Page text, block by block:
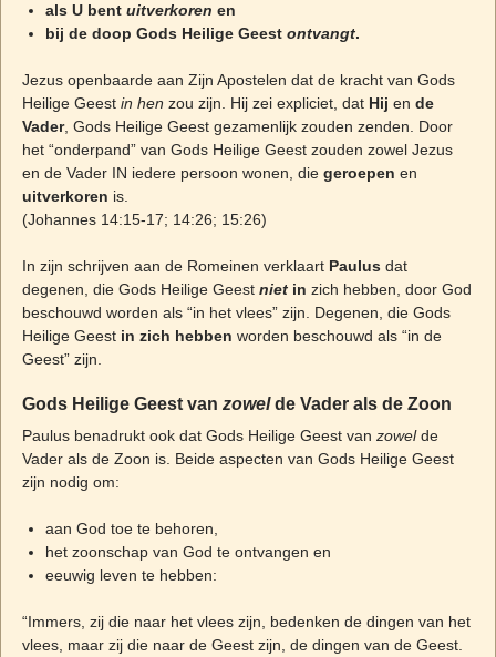
als U bent uitverkoren en
bij de doop Gods Heilige Geest ontvangt.
Jezus openbaarde aan Zijn Apostelen dat de kracht van Gods
Heilige Geest in hen zou zijn. Hij zei expliciet, dat Hij en de
Vader, Gods Heilige Geest gezamenlijk zouden zenden. Door
het “onderpand” van Gods Heilige Geest zouden zowel Jezus
en de Vader IN iedere persoon wonen, die geroepen en
uitverkoren is.
(Johannes 14:15-17; 14:26; 15:26)
In zijn schrijven aan de Romeinen verklaart Paulusdat
degenen, die Gods Heilige Geest niet in zich hebben, door God
beschouwd worden als “in het vlees” zijn. Degenen, die Gods
Heilige Geest in zich hebben worden beschouwd als “in de
Geest” zijn.
Gods Heilige Geest van zowelde Vader als de Zoon
Paulus benadrukt ook dat Gods Heilige Geest van zowelde
Vader als de Zoon is. Beide aspecten van Gods Heilige Geest
zijn nodig om:
aan God toe te behoren,
het zoonschap van God te ontvangen en
eeuwig leven te hebben:
“Immers, zij die naar het vlees zijn, bedenken de dingen van het
vlees, maar zij die naar de Geest zijn, de dingen van de Geest.